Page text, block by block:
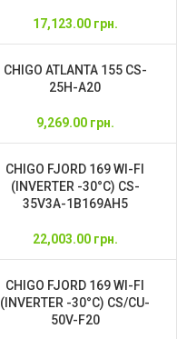
17,123.00 грн.
CHIGO ATLANTA 155 CS-
25H-A20
9,269.00 грн.
CHIGO FJORD 169 WI-FI
(INVERTER -30°C) CS-
35V3A-1B169AH5
22,003.00 грн.
CHIGO FJORD 169 WI-FI
(INVERTER -30°C) CS/CU-
50V-F20